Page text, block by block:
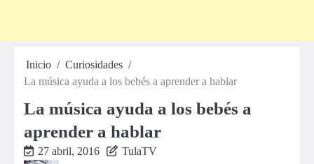
Inicio
Curiosidades
La música ayuda a los bebés a aprender a hablar
La música ayuda a los bebés a
aprender a hablar
27 abril, 2016 TulaTV